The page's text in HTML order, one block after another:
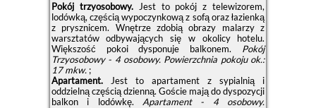
Pokój trzyosobowy.Jest to pokój z telewizorem,
lodówką, częścią wypoczynkową z sofą oraz łazienką
z prysznicem. Wnętrze zdobią obrazy malarzy z
warsztatów odbywających się w okolicy hotelu.
Większość pokoi dysponuje balkonem. Pokój
Trzyosobowy - 4 osobowy. Powierzchnia pokoju ok.:
17 mkw.;
Apartament.Jest to apartament z sypialnią i
oddzielną częścią dzienną. Goście mają do dyspozycji
balkon i lodówkę. Apartament - 4 osobowy.